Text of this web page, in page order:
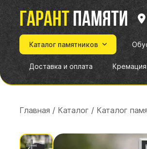
Гарантпамяти
Каталог памятников
Доставка и оплата Кремация
Главная / Каталог / Каталог